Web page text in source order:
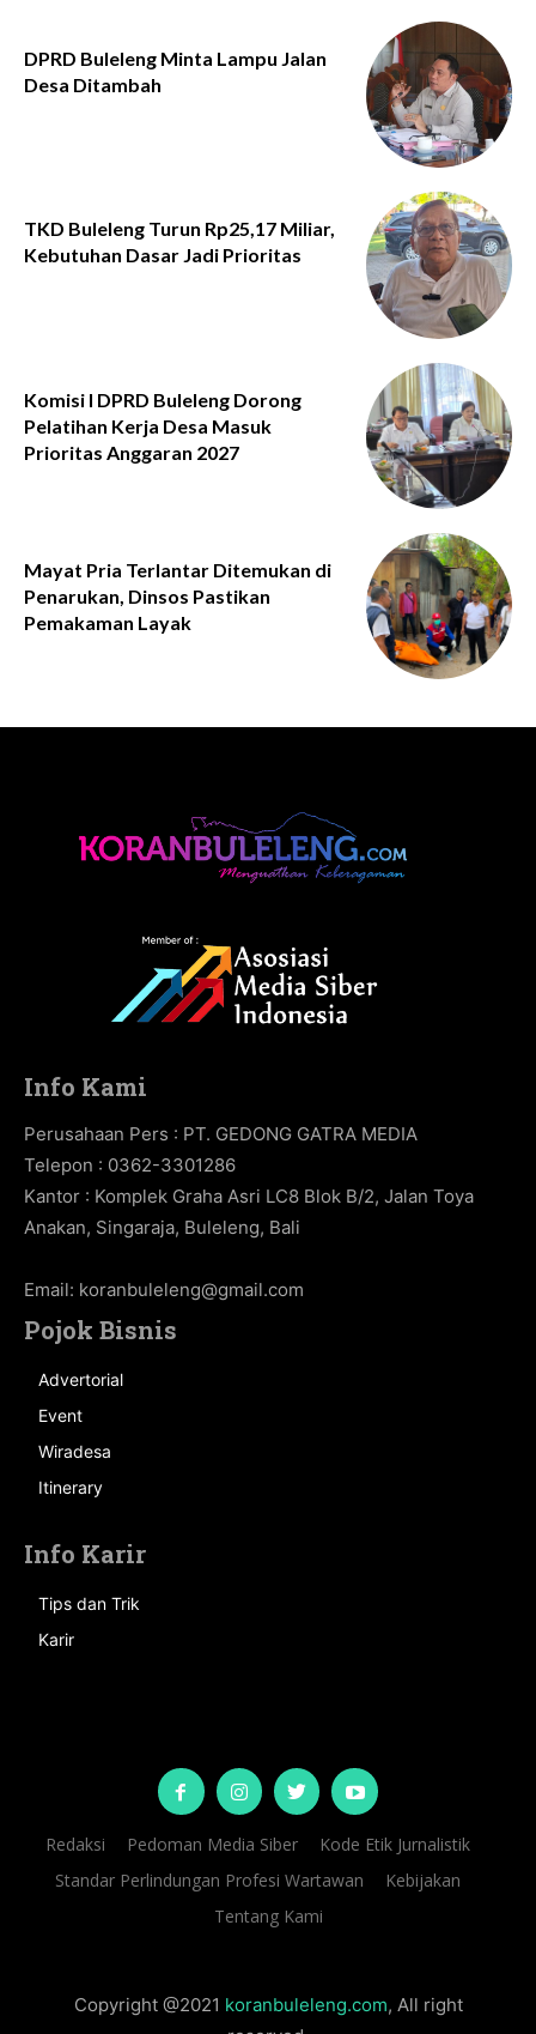
DPRD Buleleng Minta Lampu Jalan
Desa Ditambah
TKD Buleleng Turun Rp25,17 Miliar,
Kebutuhan Dasar Jadi Prioritas
Komisi I DPRD Buleleng Dorong
Pelatihan Kerja Desa Masuk
Prioritas Anggaran 2027
Mayat Pria Terlantar Ditemukan di
Penarukan, Dinsos Pastikan
Pemakaman Layak
Info Kami
Perusahaan Pers : PT. GEDONG GATRA MEDIA
Telepon : 0362-3301286
Kantor : Komplek Graha Asri LC8 Blok B/2, Jalan Toya
Anakan, Singaraja, Buleleng, Bali
Email: koranbuleleng@gmail.com
Pojok Bisnis
Advertorial
Event
Wiradesa
Itinerary
Info Karir
Tips dan Trik
Karir
Redaksi Pedoman Media Siber
Kode Etik Jurnalistik
Standar Perlindungan Profesi Wartawan
Kebijakan
Tentang Kami
Copyright @2021 koranbuleleng.com, All right